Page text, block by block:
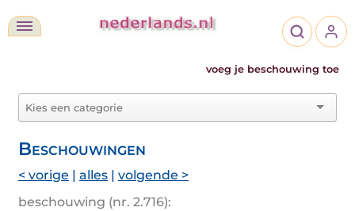
voeg je beschouwing toe
Beschouwingen
< vorige | alles | volgende >
beschouwing (nr. 2.716):